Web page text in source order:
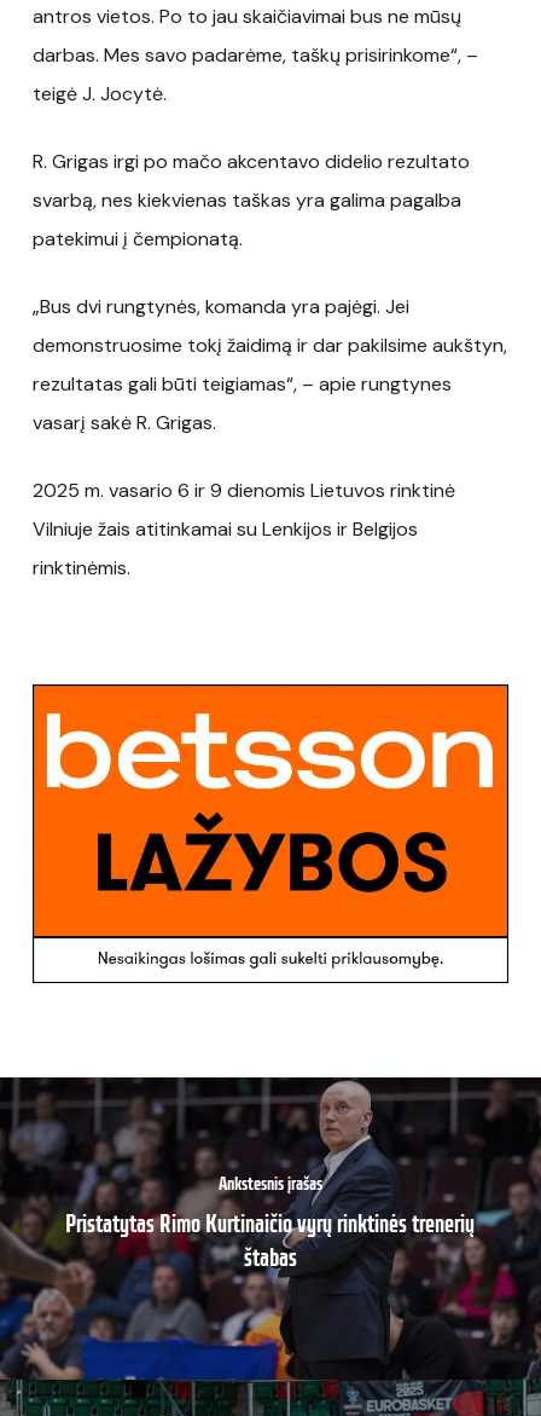
antros vietos. Po to jau skaičiavimai bus ne mūsų
darbas. Mes savo padarėme, taškų prisirinkome“, –
teigė J. Jocytė.
R. Grigas irgi po mačo akcentavo didelio rezultato
svarbą, nes kiekvienas taškas yra galima pagalba
patekimui į čempionatą.
„Bus dvi rungtynės, komanda yra pajėgi. Jei
demonstruosime tokį žaidimą ir dar pakilsime aukštyn,
rezultatas gali būti teigiamas“, – apie rungtynes
vasarį sakė R. Grigas.
2025 m. vasario 6 ir 9 dienomis Lietuvos rinktinė
Vilniuje žais atitinkamai su Lenkijos ir Belgijos
rinktinėmis.
Ankstesnis įrašas
Pristatytas Rimo Kurtinaičio vyrų rinktinės trenerių
štabas